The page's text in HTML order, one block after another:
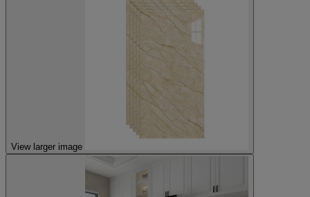
View larger image